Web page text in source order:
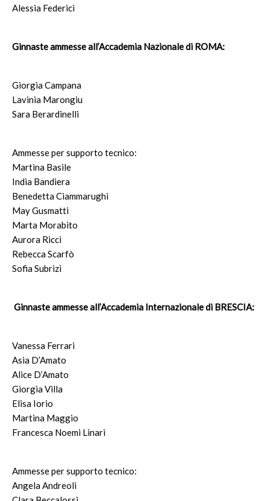
Alessia Federici
Ginnaste ammesse all’Accademia Nazionale di ROMA:
Giorgia Campana
Lavinia Marongiu
Sara Berardinelli
Ammesse per supporto tecnico:
Martina Basile
India Bandiera
Benedetta Ciammarughi
May Gusmatti
Marta Morabito
Aurora Ricci
Rebecca Scarfò
Sofia Subrizi
Ginnaste ammesse all’Accademia Internazionale di BRESCIA:
Vanessa Ferrari
Asia D’Amato
Alice D’Amato
Giorgia Villa
Elisa Iorio
Martina Maggio
Francesca Noemi Linari
Ammesse per supporto tecnico:
Angela Andreoli